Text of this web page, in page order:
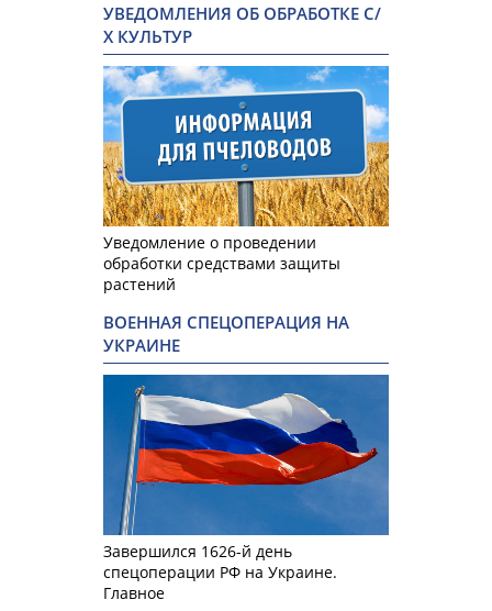
УВЕДОМЛЕНИЯ ОБ ОБРАБОТКЕ С/
Х КУЛЬТУР
Уведомление о проведении
обработки средствами защиты
растений
ВОЕННАЯ СПЕЦОПЕРАЦИЯ НА
УКРАИНЕ
Завершился 1626-й день
спецоперации РФ на Украине.
Главное